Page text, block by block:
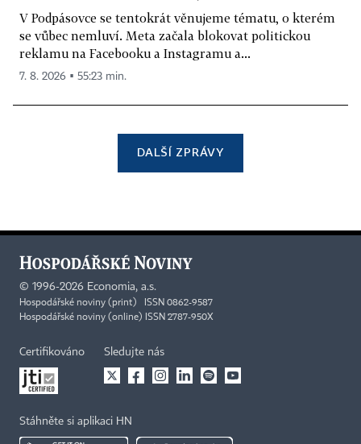
V Podpásovce se tentokrát věnujeme tématu, o kterém
se vůbec nemluví. Meta začala blokovat politickou
reklamu na Facebooku a Instagramu a...
7. 8. 2026 ▪ 55:23 min.
DALŠÍ ZPRÁVY
© 1996-2026 Economia, a.s.
Hospodářské noviny (print) ISSN 0862-9587
Hospodářské noviny (online) ISSN 2787-950X
Certifikováno Sledujte nás
Stáhněte si aplikaci HN